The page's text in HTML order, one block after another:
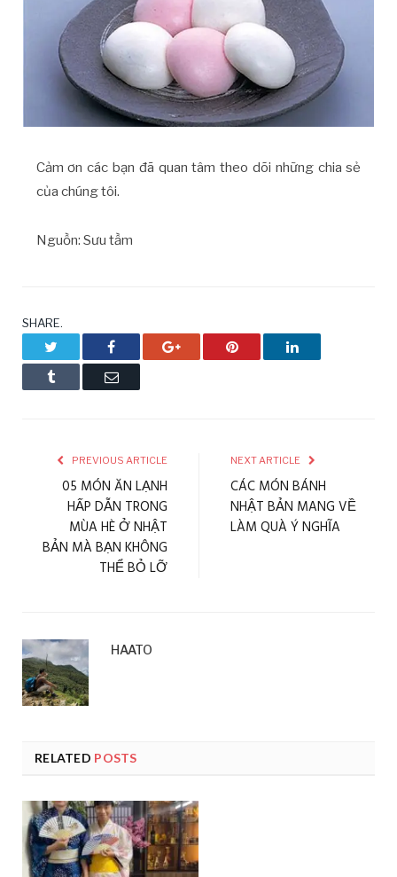
Cảm ơn các bạn đã quan tâm theo dõi những chia sẻ
của chúng tôi.
Nguồn: Sưu tầm
SHARE.
Facebook Google+ Pinterest LinkedIn
Tumblr Email
PREVIOUS ARTICLE
05 MÓN ĂN LẠNH
HẤP DẪN TRONG
MÙA HÈ Ở NHẬT
BẢN MÀ BẠN KHÔNG
THỂ BỎ LỠ
NEXT ARTICLE
CÁC MÓN BÁNH
NHẬT BẢN MANG VỀ
LÀM QUÀ Ý NGHĨA
HAATO
RELATED POSTS